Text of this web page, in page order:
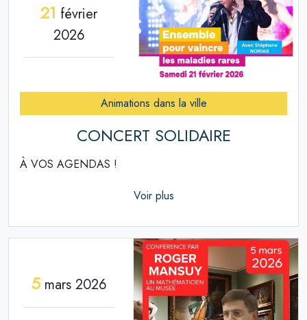
21 février
2026
Animations dans la ville
CONCERT SOLIDAIRE
À VOS AGENDAS !
Voir plus
5mars 2026